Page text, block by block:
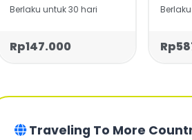
Berlaku untuk 30 hari
Rp147.000
Traveling To More